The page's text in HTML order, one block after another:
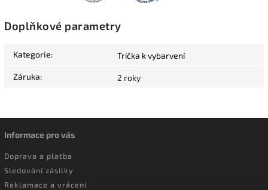
Doplňkové parametry
Kategorie: Trička k vybarvení
Záruka: 2 roky
Informace pro vás
Doprava a platba
Sledování zásilky
Reklamace a vrácení